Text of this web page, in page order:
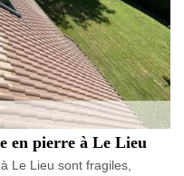
en pierre à Le Lieu
Le Lieu sont fragiles,